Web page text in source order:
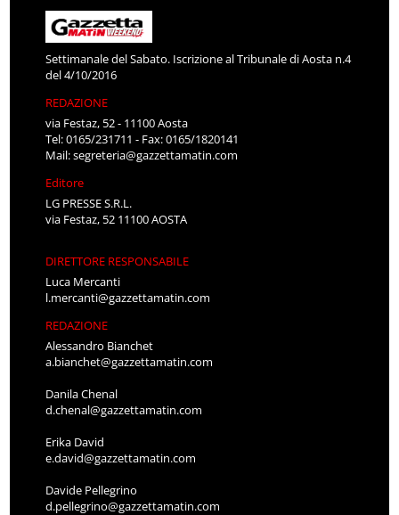
Settimanale del Sabato. Iscrizione al Tribunale di Aosta n.4
del 4/10/2016
REDAZIONE
via Festaz, 52 - 11100 Aosta
Tel: 0165/231711 - Fax: 0165/1820141
Mail:segreteria@gazzettamatin.com
Editore
LG PRESSE S.R.L.
via Festaz, 52 11100 AOSTA
DIRETTORE RESPONSABILE
Luca Mercanti
l.mercanti@gazzettamatin.com
REDAZIONE
Alessandro Bianchet
a.bianchet@gazzettamatin.com
Danila Chenal
d.chenal@gazzettamatin.com
Erika David
e.david@gazzettamatin.com
Davide Pellegrino
d.pellegrino@gazzettamatin.com